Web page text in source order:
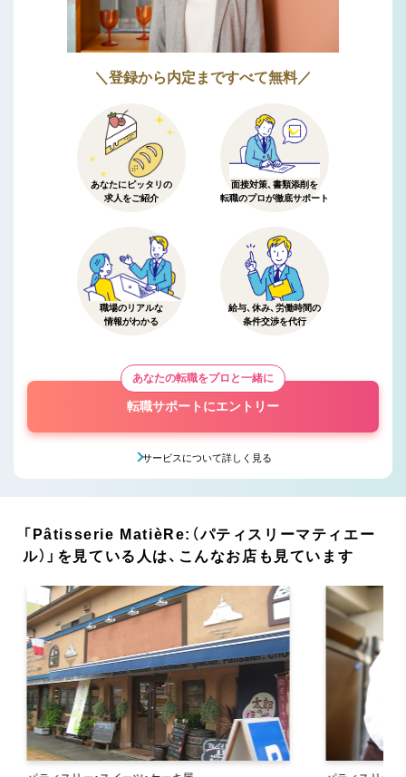
＼登録から内定まですべて無料／
あなたにピッタリの
求人をご紹介
面接対策、書類添削を
転職のプロが徹底サポート
職場のリアルな
情報がわかる
給与、休み、労働時間の
条件交渉を代行
あなたの転職をプロと一緒に
転職サポートにエントリー
サービスについて詳しく見る
「Pâtisserie MatièRe:（パティスリーマティエー
ル）」を見ている人は、こんなお店も見ています